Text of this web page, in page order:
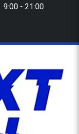
9:00 - 21:00